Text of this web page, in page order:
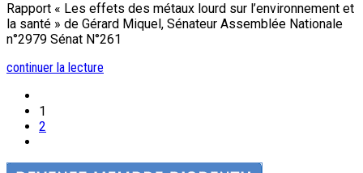
Rapport « Les effets des métaux lourd sur l’environnement et
la santé » de Gérard Miquel, Sénateur Assemblée Nationale
n°2979 Sénat N°261
continuer la lecture
1
2